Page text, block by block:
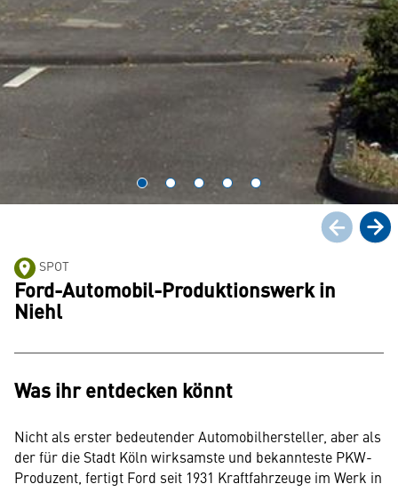
SPOT
Ford-Automobil-Produktionswerk in
Niehl
Was ihr entdecken könnt
Nicht als erster bedeutender Automobilhersteller, aber als
der für die Stadt Köln wirksamste und bekannteste PKW-
Produzent, fertigt Ford seit 1931 Kraftfahrzeuge im Werk in